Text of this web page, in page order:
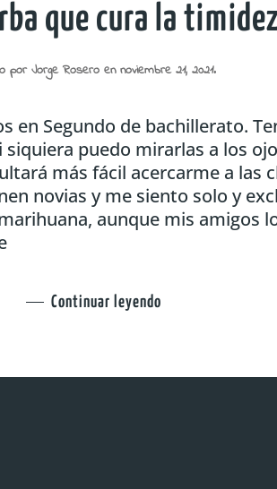
que cura la timidez
porJorge Rosero ennoviembre 21, 2021.
en Segundo de bachillerato.
puedo mirarlas a los
más fácil acercarme a las
novias y me siento solo y
aunque mis amigos
Continuar leyendo